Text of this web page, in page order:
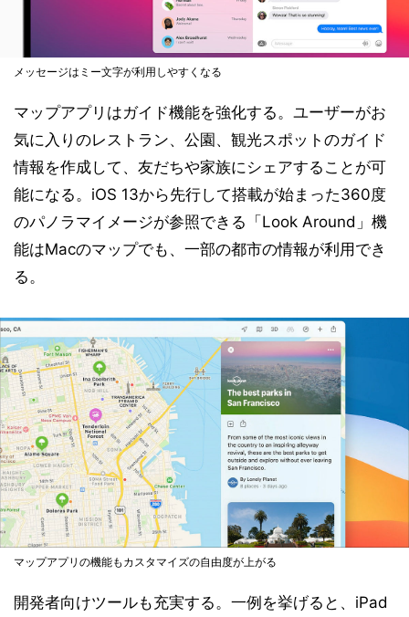
メッセージはミー文字が利用しやすくなる
マップアプリはガイド機能を強化する。ユーザーがお
気に入りのレストラン、公園、観光スポットのガイド
情報を作成して、友だちや家族にシェアすることが可
能になる。iOS 13から先行して搭載が始まった360度
のパノラマイメージが参照できる「Look Around」機
能はMacのマップでも、一部の都市の情報が利用でき
る。
マップアプリの機能もカスタマイズの自由度が上がる
開発者向けツールも充実する。一例を挙げると、iPad